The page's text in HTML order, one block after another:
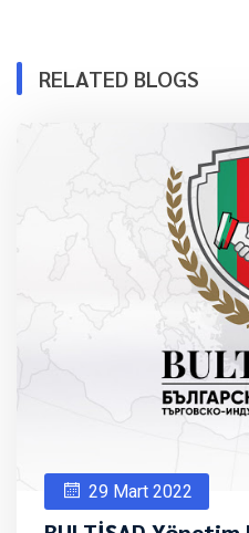
RELATED BLOGS
29 Mart 2022